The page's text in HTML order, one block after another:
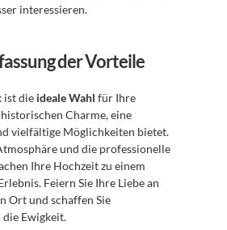
interessieren.
der Vorteile
ist die ideale Wahl für Ihre
Charme, eine
vielfältige Möglichkeiten bietet.
und die professionelle
Ihre Hochzeit zu einem
Feiern Sie Ihre Liebe an
Ort und schaffen Sie
Ewigkeit.